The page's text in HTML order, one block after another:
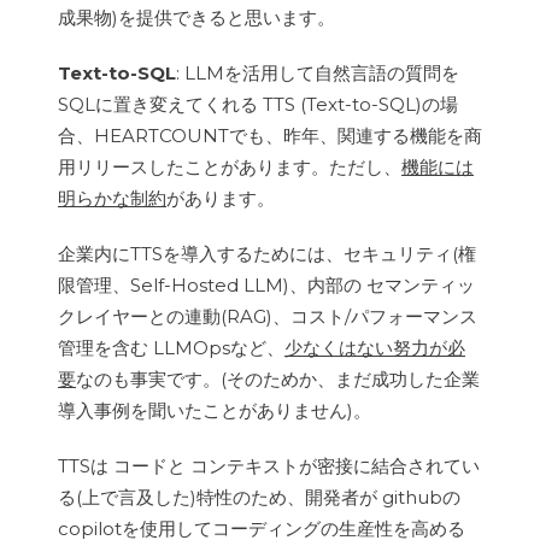
成果物)を提供できると思います。
Text-to-SQL: LLMを活用して自然言語の質問を
SQLに置き変えてくれる TTS (Text-to-SQL)の場
合、HEARTCOUNTでも、昨年、関連する機能を商
用リリースしたことがあります。ただし、 機能には
明らかな制約があります。
企業内にTTSを導入するためには、セキュリティ(権
限管理、Self-Hosted LLM)、内部の セマンティッ
クレイヤーとの連動(RAG)、コスト/パフォーマンス
管理を含む LLMOpsなど、 少なくはない努力が必
要なのも事実です。(そのためか、まだ成功した企業
導入事例を聞いたことがありません)。
TTSは コードと コンテキストが密接に結合されてい
る(上で言及した)特性のため、開発者が githubの
copilotを使用してコーディングの生産性を高める